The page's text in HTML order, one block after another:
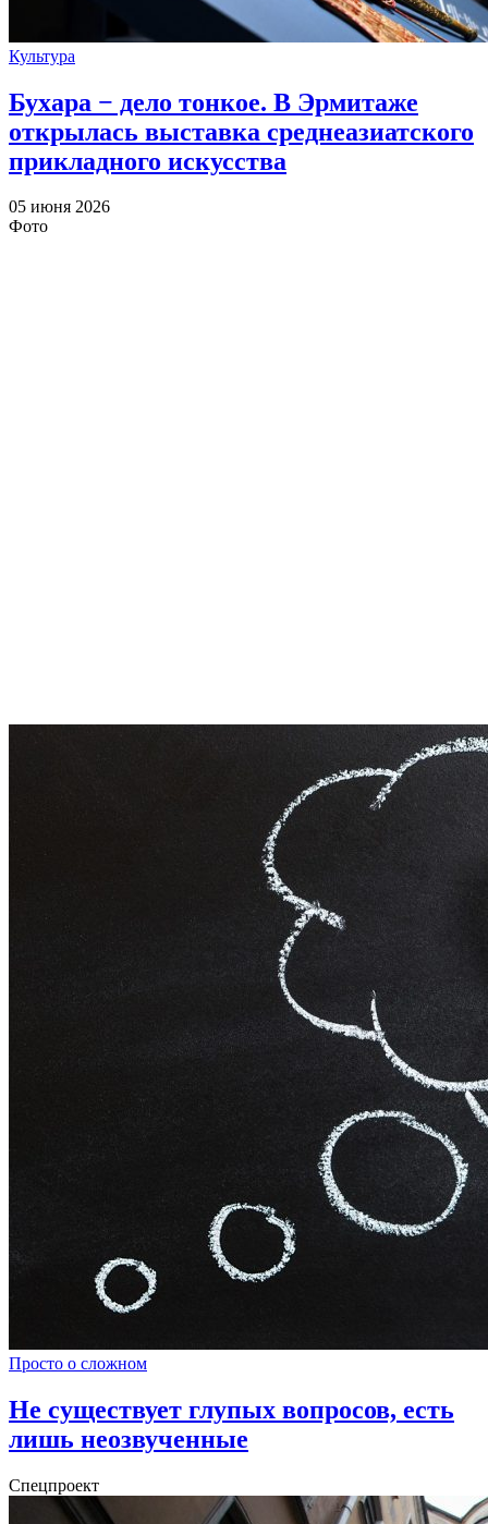
Культура
Бухара − дело тонкое. В Эрмитаже
открылась выставка среднеазиатского
прикладного искусства
05 июня 2026
Фото
Просто о сложном
Не существует глупых вопросов, есть
лишь неозвученные
Спецпроект